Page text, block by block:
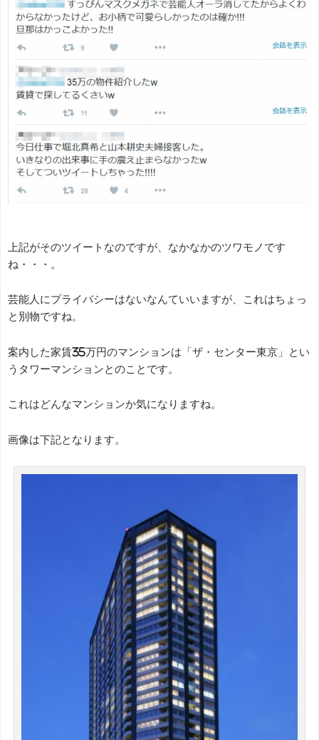
上記がそのツイートなのですが、なかなかのツワモノです
ね・・・。
芸能人にプライバシーはないなんていいますが、これはちょっ
と別物ですね。
案内した家賃35万円のマンションは「ザ・センター東京」とい
うタワーマンションとのことです。
これはどんなマンションか気になりますね。
画像は下記となります。